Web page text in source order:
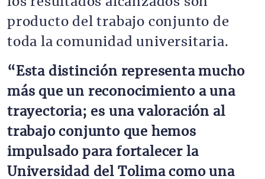
producto del trabajo conjunto de
toda la comunidad universitaria.
“Esta distinción representa mucho
más que un reconocimiento a una
trayectoria; es una valoración al
trabajo conjunto que hemos
impulsado para fortalecer la
Universidad del Tolima como una